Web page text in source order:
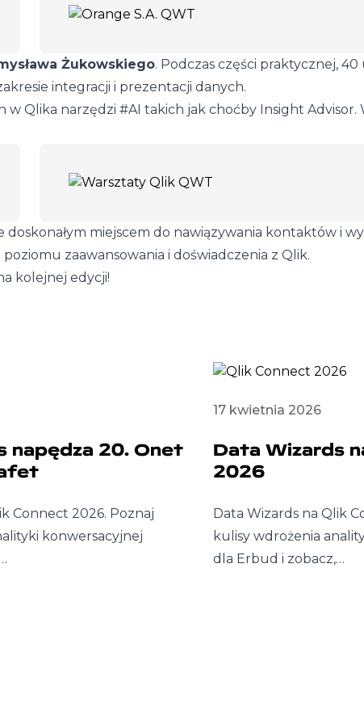
Żukowskiego. Podczas części praktycznej,
integracji i prezentacji danych.
Qlika narzędzi #AI takich jak choćby Insight Advisor.
miejscem do nawiązywania kontaktów i
zaawansowania i doświadczenia z Qlik.
kolejnej edycji!
napędza 20. Onet
Connect 2026. Poznaj
konwersacyjnej
17 kwietnia 2026
Data Wizards
2026
Data Wizards na Qlik
kulisy wdrożenia
dla Erbud i zobacz,…